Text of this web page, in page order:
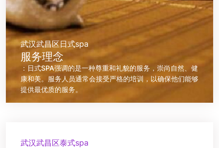
武汉武昌区日式spa
服务理念
：日式SPA强调的是一种尊重和礼貌的服务，崇尚自然、健
康和美。服务人员通常会接受严格的培训，以确保他们能够
提供最优质的服务。
武汉武昌区泰式spa